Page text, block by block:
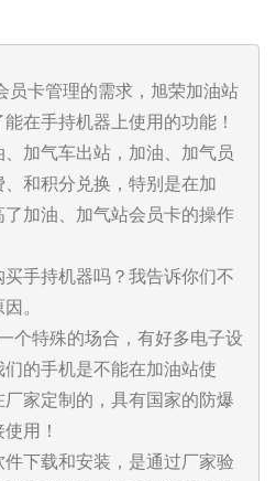
在手持机器上使用的功能！
加气车出站，加油、加气员
和积分兑换，特别是在加
加油、加气站会员卡的操作
手持机器吗？我告诉你们不
。
的手机是不能在加油站使
家定制的，具有国家的防爆
用！